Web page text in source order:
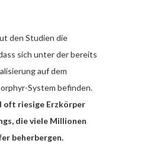
den Studien die
sich unter der bereits
auf dem
System befinden.
oft riesige Erzkörper
die viele Millionen
beherbergen.